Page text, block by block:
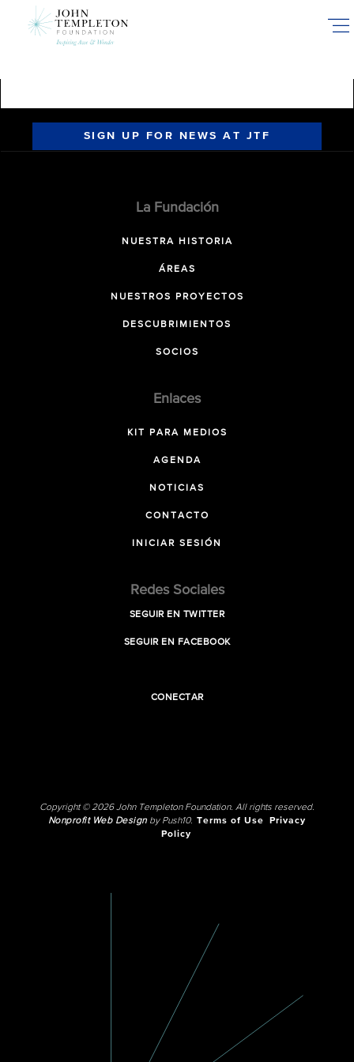
SIGN UP FOR NEWS AT JTF
La Fundación
NUESTRA HISTORIA
ÁREAS
NUESTROS PROYECTOS
DESCUBRIMIENTOS
SOCIOS
Enlaces
KIT PARA MEDIOS
AGENDA
NOTICIAS
CONTACTO
INICIAR SESIÓN
Redes Sociales
SEGUIR EN TWITTER
SEGUIR EN FACEBOOK
CONECTAR
Copyright © 2026 John Templeton Foundation. All rights reserved.
Nonprofit Web Designby Push10. Terms of Use
Privacy
Policy